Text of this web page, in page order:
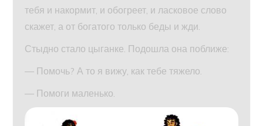
тебя и накормит, и обогреет, и ласковое слово
скажет, а от богатого только беды и жди.
Стыдно стало цыганке. Подошла она поближе:
— Помочь? А то я вижу, как тебе тяжело.
— Помоги маленько.